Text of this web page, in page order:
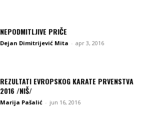
NEPODMITLJIVE PRIČE
Dejan Dimitrijević Mita - apr 3, 2016
REZULTATI EVROPSKOG KARATE PRVENSTVA
2016 /NIŠ/
Marija Pašalić - jun 16, 2016